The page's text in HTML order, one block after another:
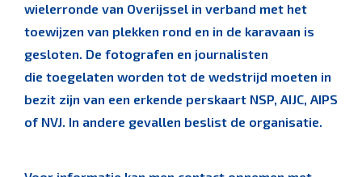
wielerronde van Overijssel in verband met het
toewijzen van plekken rond en in de karavaan is
gesloten. De fotografen en journalisten
die toegelaten worden tot de wedstrijd moeten in
bezit zijn van een erkende perskaart NSP, AIJC, AIPS
of NVJ. In andere gevallen beslist de organisatie.